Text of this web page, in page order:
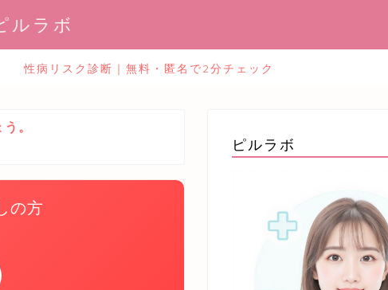
ルラボ
性病リスク診断｜無料・匿名で2分チェック
。
の方
ピルラボ